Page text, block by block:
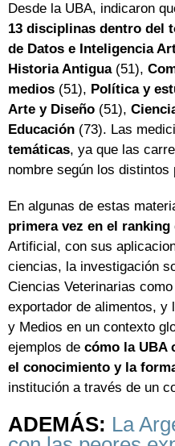
Desde la UBA, indicaron
13 disciplinas dentro del
de Datos e Inteligencia
Historia Antigua (51),
medios (51), Política y
Arte y Diseño (51),
Educación (73). Las
temáticas, ya que las
nombre según los distintos
En algunas de estas
primera vez en el ranking
Artificial, con sus
ciencias, la investigación
Ciencias Veterinarias
exportador de alimentos, y
y Medios en un contexto
ejemplos de cómo la UBA
el conocimiento y la
institución a través de un
ADEMÁS: La